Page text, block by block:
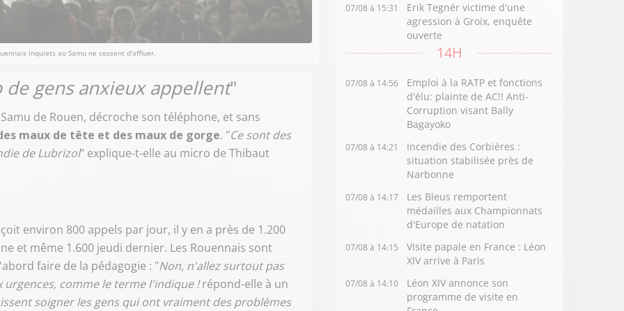
inquiets au Samu ne cessent d'affluer.
de gens anxieux appellent"
de Rouen, décroche son téléphone, et sans
maux de tête et des maux de gorge. "Ce sont des
de Lubrizol" explique-t-elle au micro de Thibaut
environ 800 appels par jour, il y en a près de 1.200
et même 1.600 jeudi dernier. Les Rouennais sont
faire de la pédagogie : "Non, n'allez surtout pas
urgences, comme le terme l'indique !répond-elle à un
soigner les gens qui ont vraiment des problèmes
07/08 à 15:31
Erik Tegnér victime d'une
agression à Groix, enquête
ouverte
14H
07/08 à 14:56
Emploi à la RATP et fonctions
d'élu: plainte de AC!! Anti-
Corruption visant Bally
Bagayoko
07/08 à 14:21
Incendie des Corbières :
situation stabilisée près de
Narbonne
07/08 à 14:17
Les Bleus remportent
médailles aux Championnats
d'Europe de natation
07/08 à 14:15
Visite papale en France : Léon
XIV arrive à Paris
07/08 à 14:10
Léon XIV annonce son
programme de visite en